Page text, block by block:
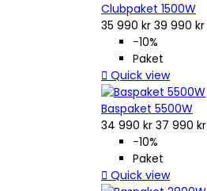
Clubpaket 1500W
35 990 kr 39 990 kr
−10%
Paket
 Quick view
Baspaket 5500W
34 990 kr 37 990 kr
−10%
Paket
 Quick view